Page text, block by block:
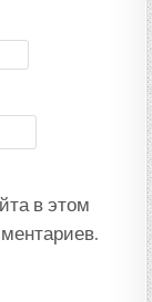
в этом